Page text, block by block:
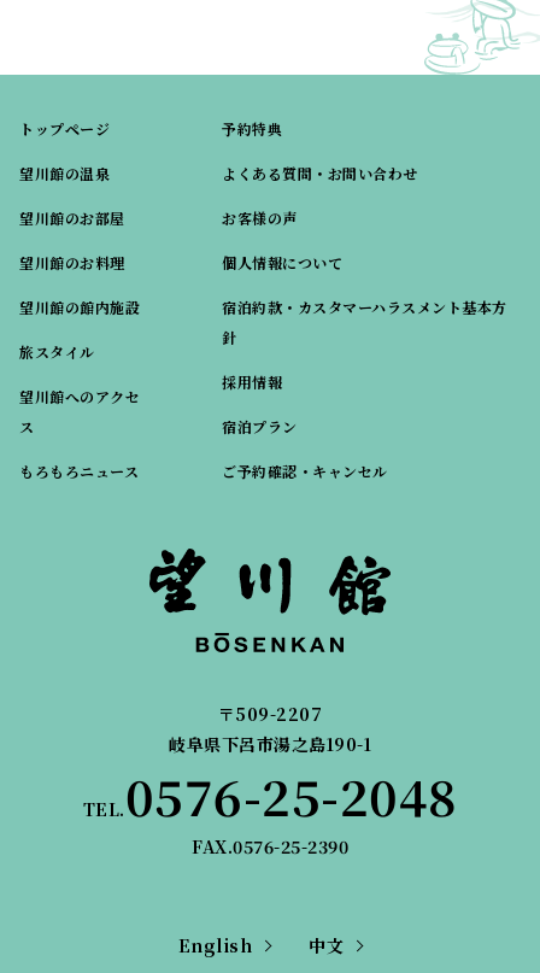
トップページ
望川館の温泉
望川館のお部屋
望川館のお料理
望川館の館内施設
旅スタイル
望川館へのアクセ
ス
もろもろニュース
予約特典
よくある質問・お問い合わせ
お客様の声
個人情報について
宿泊約款・カスタマーハラスメント基本方
針
採用情報
宿泊プラン
ご予約確認・キャンセル
〒509-2207
岐阜県下呂市湯之島190-1
TEL.0576-25-2048
FAX.0576-25-2390
English 中文